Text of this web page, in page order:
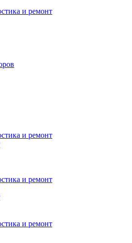
и ремонт
и ремонт
и ремонт
и ремонт